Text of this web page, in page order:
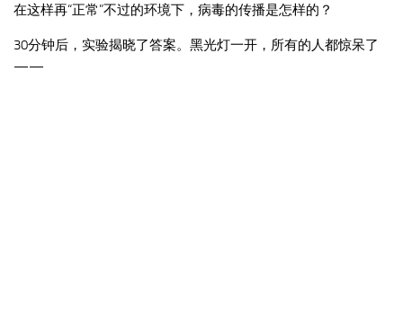
在这样再“正常”不过的环境下，病毒的传播是怎样的？
30分钟后，实验揭晓了答案。黑光灯一开，所有的人都惊呆了
——